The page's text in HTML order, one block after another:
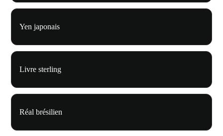
Yen japonais
Livre sterling
Réal brésilien